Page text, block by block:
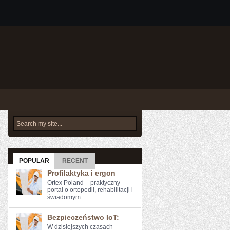
POPULAR RECENT
Profilaktyka i ergon
Ortex Poland – praktyczny
portal o ortopedii, rehabilitacji i
świadomym ...
Bezpieczeństwo IoT:
W dzisiejszych ​czasach